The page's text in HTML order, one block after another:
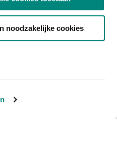
noodzakelijke cookies